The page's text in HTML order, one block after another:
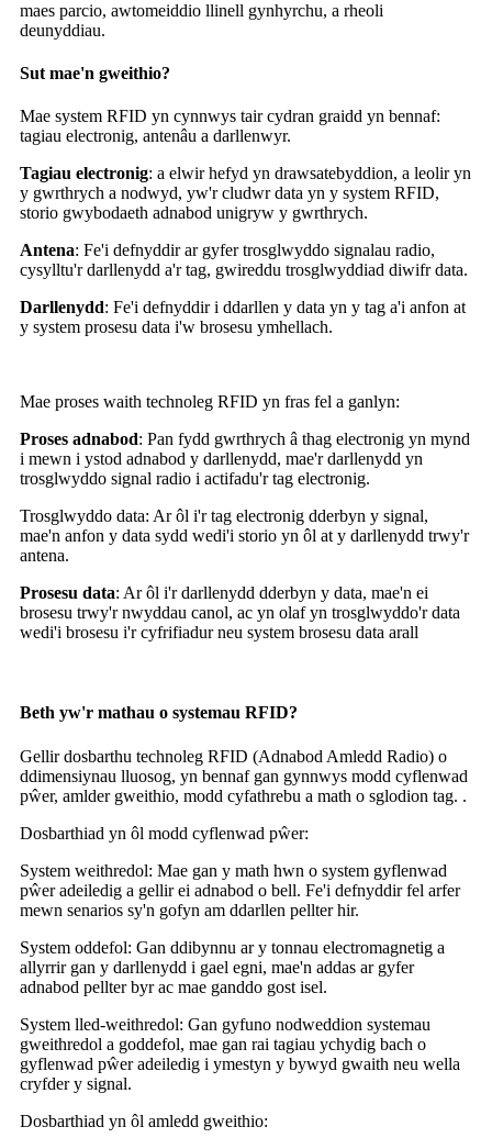
maes parcio, awtomeiddio llinell gynhyrchu, a rheoli
deunyddiau.
Sut mae'n gweithio?
Mae system RFID yn cynnwys tair cydran graidd yn bennaf:
tagiau electronig, antenâu a darllenwyr.
Tagiau electronig: a elwir hefyd yn drawsatebyddion, a leolir yn
y gwrthrych a nodwyd, yw'r cludwr data yn y system RFID,
storio gwybodaeth adnabod unigryw y gwrthrych.
Antena: Fe'i defnyddir ar gyfer trosglwyddo signalau radio,
cysylltu'r darllenydd a'r tag, gwireddu trosglwyddiad diwifr data.
Darllenydd: Fe'i defnyddir i ddarllen y data yn y tag a'i anfon at
y system prosesu data i'w brosesu ymhellach.
Mae proses waith technoleg RFID yn fras fel a ganlyn:
‌Proses adnabod: Pan fydd gwrthrych â thag electronig yn mynd
i mewn i ystod adnabod y darllenydd, mae'r darllenydd yn
trosglwyddo signal radio i actifadu'r tag electronig.
‌Trosglwyddo data‌: Ar ôl i'r tag electronig dderbyn y signal,
mae'n anfon y data sydd wedi'i storio yn ôl at y darllenydd trwy'r
antena.
Prosesu data: Ar ôl i'r darllenydd dderbyn y data, mae'n ei
brosesu trwy'r nwyddau canol, ac yn olaf yn trosglwyddo'r data
wedi'i brosesu i'r cyfrifiadur neu system brosesu data arall
Beth yw'r mathau o systemau RFID?
Gellir dosbarthu technoleg RFID (Adnabod Amledd Radio) o
ddimensiynau lluosog, yn bennaf gan gynnwys modd cyflenwad
pŵer, amlder gweithio, modd cyfathrebu a math o sglodion tag. .
Dosbarthiad yn ôl modd cyflenwad pŵer:
‌System weithredol‌: Mae gan y math hwn o system gyflenwad
pŵer adeiledig a gellir ei adnabod o bell. Fe'i defnyddir fel arfer
mewn senarios sy'n gofyn am ddarllen pellter hir.
‌System oddefol‌: Gan ddibynnu ar y tonnau electromagnetig a
allyrrir gan y darllenydd i gael egni, mae'n addas ar gyfer
adnabod pellter byr ac mae ganddo gost isel.
‌System lled-weithredol‌: Gan gyfuno nodweddion systemau
gweithredol a goddefol, mae gan rai tagiau ychydig bach o
gyflenwad pŵer adeiledig i ymestyn y bywyd gwaith neu wella
cryfder y signal.
Dosbarthiad yn ôl amledd gweithio: